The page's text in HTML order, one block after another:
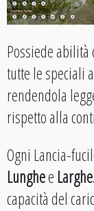
Possiede abilità
tutte le speciali
rendendola
rispetto alla
Ogni Lancia-
LungheeLarghe
capacità del